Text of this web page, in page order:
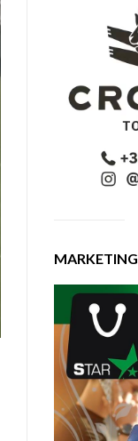
MARKETING